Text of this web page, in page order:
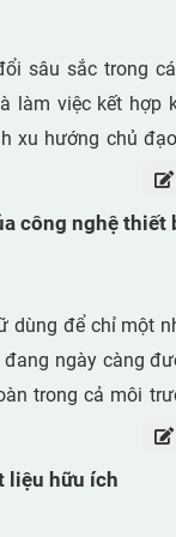
sâu sắc trong
làm việc kết hợp
xu hướng chủ
có về tính tự chủ,
đặt ra những
động. Tình
vừa là một
sớm các nguy
nếu được triển
được thiết kế để
tác động tiêu
công nghệ thiết
dùng để chỉ một
ngày càng
trong cả môi
ấm, lớp lót giữ
thiết kế để hỗ trợ
liệu hữu ích